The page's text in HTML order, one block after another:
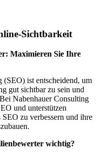
Sichtbarkeit
Maximieren Sie Ihre
(SEO) ist entscheidend, um
gut sichtbar zu sein und
Nabenhauer Consulting
und unterstützen
zu verbessern und ihre
wichtig?